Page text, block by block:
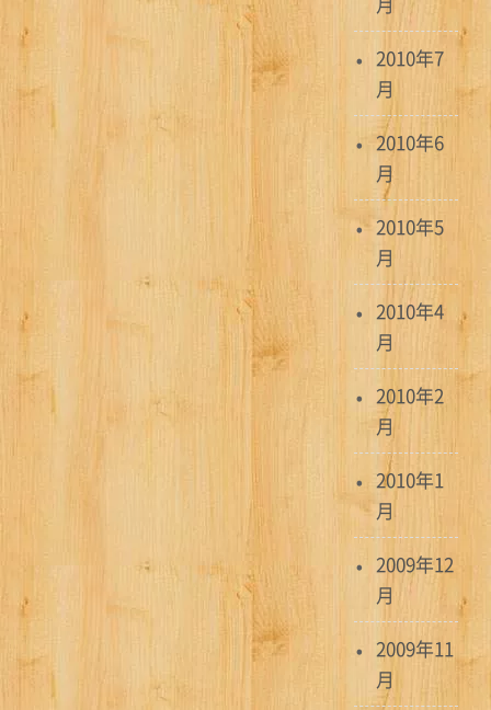
2010年7
月
2010年6
月
2010年5
月
2010年4
月
2010年2
月
2010年1
月
2009年12
月
2009年11
月